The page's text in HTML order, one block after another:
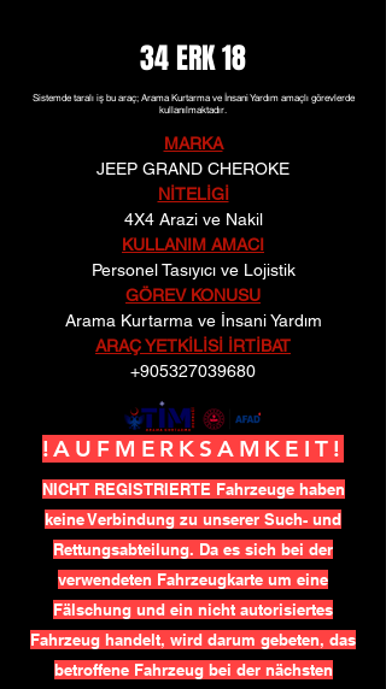
34 ERK 18
Sistemde taralı iş bu araç; Arama Kurtarma ve İnsani Yardım amaçlı görevlerde
kullanılmaktadır.
MARKA
JEEP GRAND CHEROKE
NİTELİGİ
4X4 Arazi ve Nakil
KULLANIM AMACI
Personel Tasıyıcı ve Lojistik
GÖREV KONUSU
Arama Kurtarma ve İnsani Yardım
ARAÇ YETKİLİSİ İRTİBAT
+905327039680
!AUFMERKSAMKEIT!
NICHT REGISTRIERTE Fahrzeuge haben
keine Verbindung zu unserer Such- und
Rettungsabteilung. Da es sich bei der
verwendeten Fahrzeugkarte um eine
Fälschung und ein nicht autorisiertes
Fahrzeug handelt, wird darum gebeten, das
betroffene Fahrzeug bei der nächsten